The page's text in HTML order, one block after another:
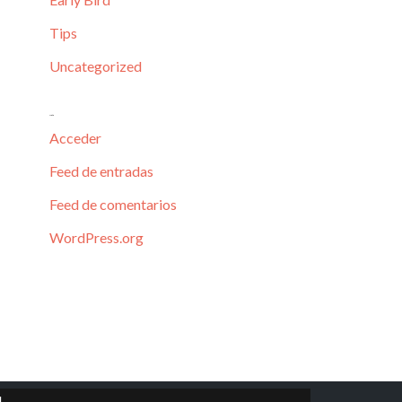
Tips
Uncategorized
Meta
Acceder
Feed de entradas
Feed de comentarios
WordPress.org